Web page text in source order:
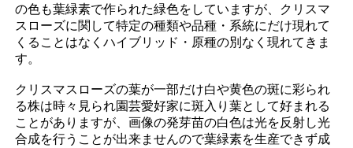
の色も葉緑素で作られた緑色をしていますが、クリスマ
スローズに関して特定の種類や品種・系統にだけ現れて
くることはなくハイブリッド・原種の別なく現れてきま
す。
クリスマスローズの葉が一部だけ白や黄色の斑に彩られ
る株は時々見られ園芸愛好家に斑入り葉として好まれる
ことがありますが、画像の発芽苗の白色は光を反射し光
合成を行うことが出来ませんので葉緑素を生産できず成